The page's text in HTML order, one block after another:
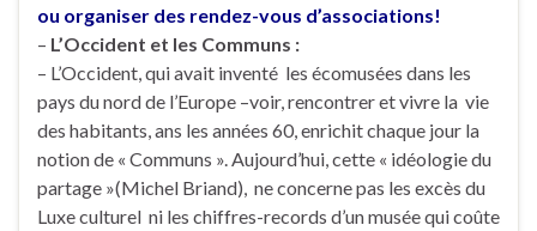
ou organiser des rendez-vous d’associations!
– L’Occident et les Communs :
– L’Occident, qui avait inventé les écomusées dans les
pays du nord de l’Europe –voir, rencontrer et vivre la vie
des habitants, ans les années 60, enrichit chaque jour la
notion de « Communs ». Aujourd’hui, cette « idéologie du
partage »(Michel Briand), ne concerne pas les excès du
Luxe culturel ni les chiffres-records d’un musée qui coûte